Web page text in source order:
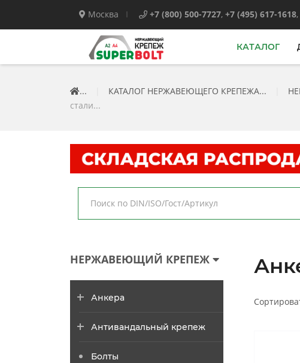
Москва +7 (800) 500-7727, +7 (495) 617-1618,
КАТАЛОГ
... КАТАЛОГ НЕРЖАВЕЮЩЕГО КРЕПЕЖА...
стали...
НЕРЖАВЕЮЩИЙ КРЕПЕЖ
Анкера
Антивандальный крепеж
Болты